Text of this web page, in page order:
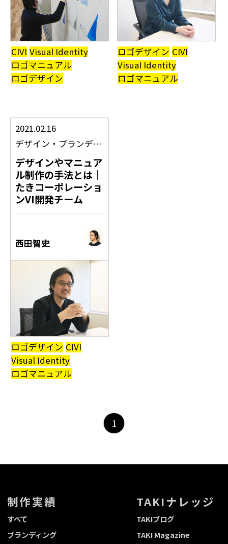
CIVI Visual Identity
ロゴマニュアル
ロゴデザイン
ロゴデザイン CIVI
Visual Identity
ロゴマニュアル
2021.02.16
デザイン ・ ブランディング
デザインやマニュア
ル制作の手法とは｜
たきコーポレーショ
ンVI開発チーム
西田智史
ロゴデザイン CIVI
Visual Identity
ロゴマニュアル
1
制作実績
すべて
ブランディング
TAKIナレッジ
TAKIブログ
TAKI Magazine